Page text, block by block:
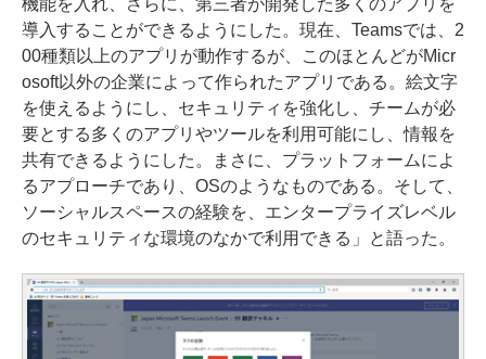
導入することができるようにした。現在、Teamsでは、2
00種類以上のアプリが動作するが、このほとんどがMicr
osoft以外の企業によって作られたアプリである。絵文字
を使えるようにし、セキュリティを強化し、チームが必
要とする多くのアプリやツールを利用可能にし、情報を
共有できるようにした。まさに、プラットフォームによ
るアプローチであり、OSのようなものである。そして、
ソーシャルスペースの経験を、エンタープライズレベル
のセキュリティな環境のなかで利用できる」と語った。